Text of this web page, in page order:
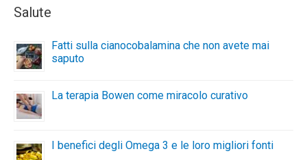
Salute
Fatti sulla cianocobalamina che non avete mai
saputo
La terapia Bowen come miracolo curativo
I benefici degli Omega 3 e le loro migliori fonti